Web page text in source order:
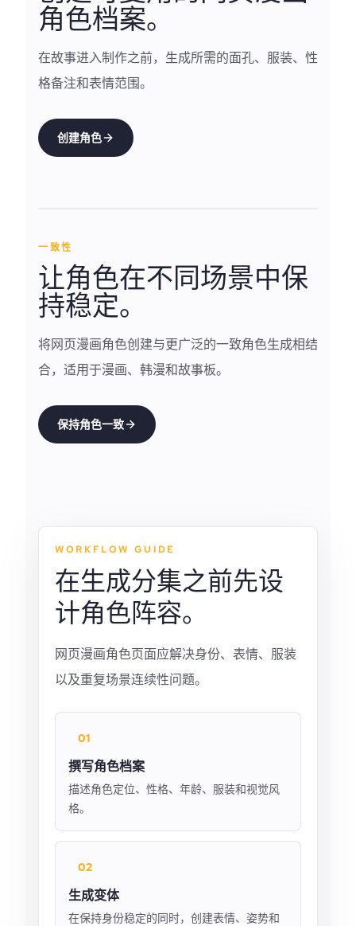
角色档案。
在故事进入制作之前，生成所需的面孔、服装、性
格备注和表情范围。
创建角色
一致性
让角色在不同场景中保
持稳定。
将网页漫画角色创建与更广泛的一致角色生成相结
合，适用于漫画、韩漫和故事板。
保持角色一致
WORKFLOW GUIDE
在生成分集之前先设
计角色阵容。
网页漫画角色页面应解决身份、表情、服装
以及重复场景连续性问题。
01
撰写角色档案
描述角色定位、性格、年龄、服装和视觉风
格。
02
生成变体
在保持身份稳定的同时，创建表情、姿势和